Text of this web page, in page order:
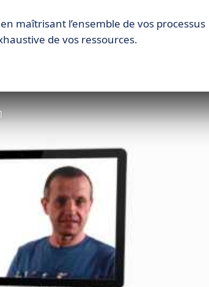
maîtrisant l’ensemble de vos processus
de vos ressources.